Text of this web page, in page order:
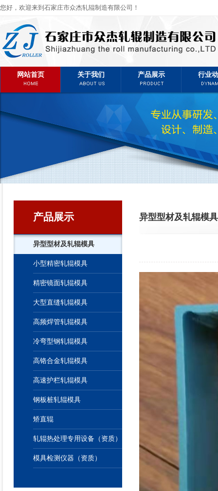
您好，欢迎来到石家庄市众杰轧辊制造有限公司！
网站首页 关于我们 产品展示 行业
产品展示
异型型材及轧辊模具
小型精密轧辊模具
精密镜面轧辊模具
大型直缝轧辊模具
高频焊管轧辊模具
冷弯型钢轧辊模具
高铬合金轧辊模具
高速护栏轧辊模具
钢板桩轧辊模具
矫直辊
轧辊热处理专用设备（资质）
模具检测仪器（资质）
异型型材及轧辊模具